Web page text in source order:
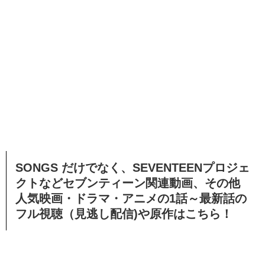
SONGS だけでなく、SEVENTEENプロジェ
クトなどセブンティーン関連動画、 その他
人気映画・ドラマ・アニメの1話～最新話の
フル視聴（見逃し配信)や原作はこちら！